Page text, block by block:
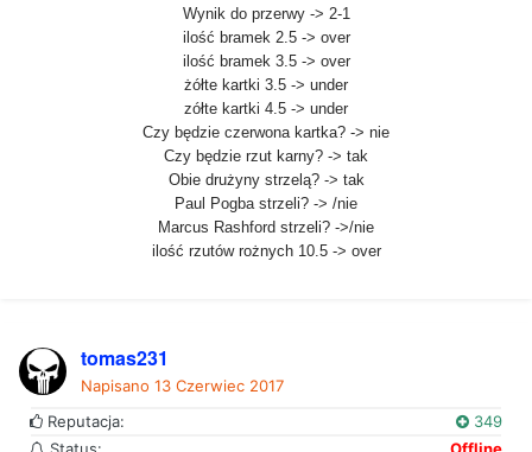
Wynik do przerwy -> 2-1
ilość bramek 2.5 -> over
ilość bramek 3.5 -> over
żółte kartki 3.5 -> under
zółte kartki 4.5 -> under
Czy będzie czerwona kartka? -> nie
Czy będzie rzut karny? -> tak
Obie drużyny strzelą? -> tak
Paul Pogba strzeli? -> /nie
Marcus Rashford strzeli? ->/nie
ilość rzutów rożnych 10.5 -> over
tomas231
Napisano 13 Czerwiec 2017
Reputacja:
349